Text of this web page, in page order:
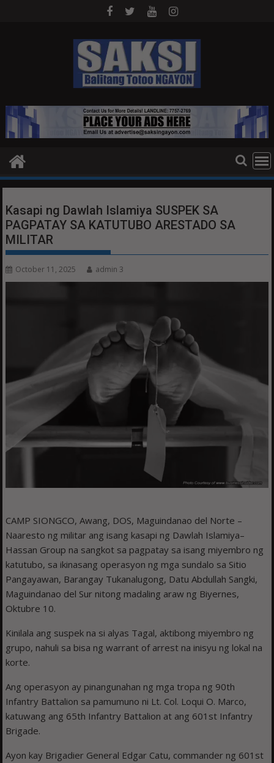
Kasapi ng Dawlah Islamiya SUSPEK SA
PAGPATAY SA KATUTUBO ARESTADO SA
MILITAR
October 11, 2025 admin 3
CAMP SIONGCO, Awang, DOS, Maguindanao del Norte –
Naaresto ng militar ang isang kasapi ng Dawlah Islamiya–
Hassan Group na sangkot sa pagpatay sa isang miyembro ng
katutubo, sa ikinasang operasyon ng mga sundalo sa Sitio
Pangayawan, Barangay Tukanalugong, Datu Abdullah Sangki,
Maguindanao del Sur nitong madaling araw ng Biyernes,
Oktubre 10.
Kinilala ang suspek na si alyas Tagal, aktibong miyembro ng
grupo, nahuli sa bisa ng warrant of arrest na inisyu ng lokal na
korte.
Ang operasyon ay pinangunahan ng mga tropa ng 90th
Infantry Battalion sa pamumuno ni Lt. Col. Loqui O. Marco,
katuwang ang 65th Infantry Battalion at ang 601st Infantry
Brigade.
Ayon kay Brigadier General Edgar Catu, commander ng 601st